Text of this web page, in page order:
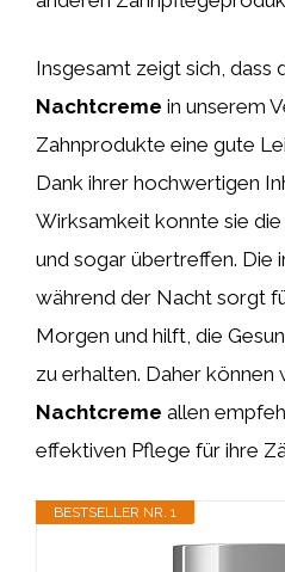
Insgesamt zeigt sich, dass
Nachtcreme in unserem
Zahnprodukte eine gute
Dank ihrer hochwertigen
Wirksamkeit konnte sie
und sogar übertreffen. Die
während der Nacht sorgt
Morgen und hilft, die
zu erhalten. Daher können
Nachtcreme allen
effektiven Pflege für ihre
BESTSELLER NR. 1